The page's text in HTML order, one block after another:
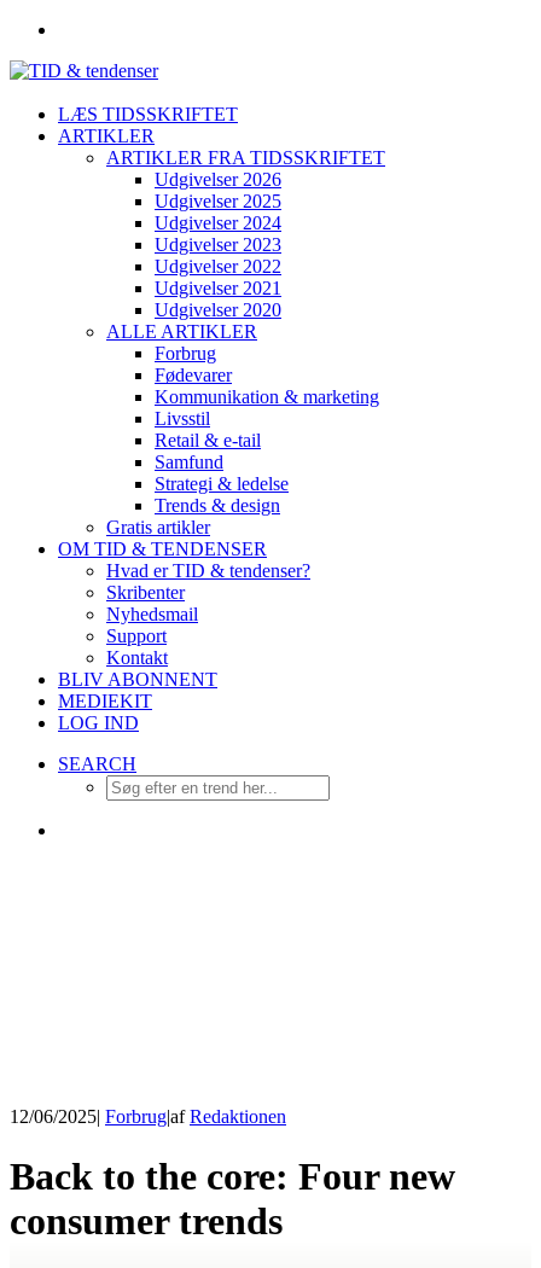
LÆS TIDSSKRIFTET
ARTIKLER
ARTIKLER FRA TIDSSKRIFTET
Udgivelser 2026
Udgivelser 2025
Udgivelser 2024
Udgivelser 2023
Udgivelser 2022
Udgivelser 2021
Udgivelser 2020
ALLE ARTIKLER
Forbrug
Fødevarer
Kommunikation & marketing
Livsstil
Retail & e-tail
Samfund
Strategi & ledelse
Trends & design
Gratis artikler
OM TID & TENDENSER
Hvad er TID & tendenser?
Skribenter
Nyhedsmail
Support
Kontakt
BLIV ABONNENT
MEDIEKIT
LOG IND
SEARCH
12/06/2025| Forbrug|afRedaktionen
Back to the core: Four new
consumer trends